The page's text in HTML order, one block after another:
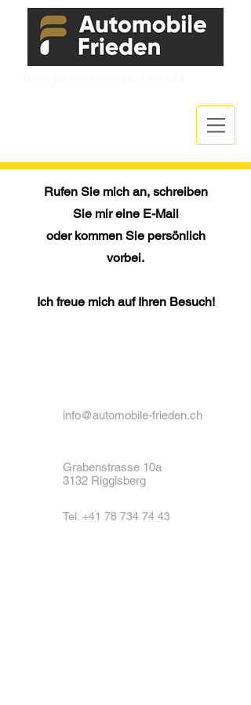
Rufen Sie mich an, schreiben
Sie mir eine E-Mail
oder kommen Sie persönlich
vorbei.
Ich freue mich auf Ihren Besuch!
info@automobile-frieden.ch
Grabenstrasse 10a
3132 Riggisberg
Tel. +41 78 734 74 43